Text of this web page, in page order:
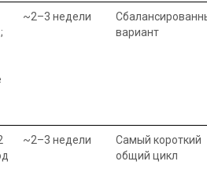
~2–3 недели
вариант
~2–3 недели
Самый короткий
общий цикл